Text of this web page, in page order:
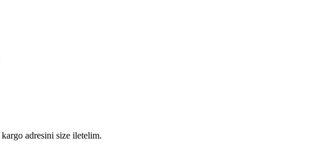
kargo adresini size iletelim.